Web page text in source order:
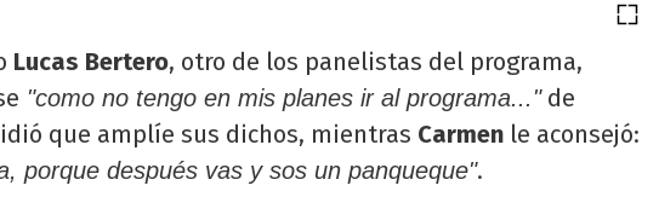
Lucas Bertero, otro de los panelistas del programa,
"como no tengo en mis planes ir al programa..."de
que amplíe sus dichos, mientras Carmen le aconsejó:
porque después vas y sos un panqueque".